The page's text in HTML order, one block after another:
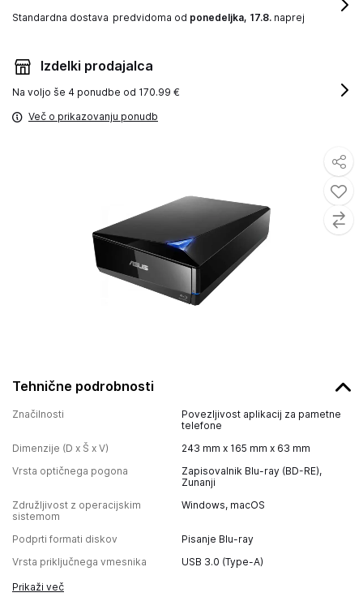
Tehnične podrobnosti
Značilnosti
Povezljivost aplikacij za pametne
telefone
Dimenzije (D x Š x V)
243 mm x 165 mm x 63 mm
Vrsta optičnega pogona
Zapisovalnik Blu-ray (BD-RE),
Zunanji
Združljivost z operacijskim
sistemom
Windows, macOS
Podprti formati diskov
Pisanje Blu-ray
Vrsta priključnega vmesnika
USB 3.0 (Type-A)
Prikaži več
Standardna dostava predvidoma od ponedeljka, 17.8. naprej
Izdelki prodajalca
Na voljo še 4 ponudbe od 170.99 €
Več o prikazovanju ponudb